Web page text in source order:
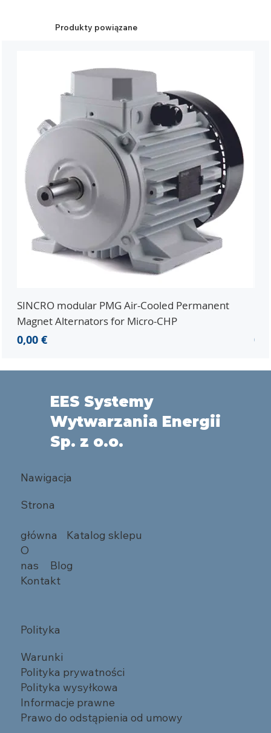
Produkty powiązane
SINCRO modular PMG Air-Cooled Permanent
Magnet Alternators for Micro-CHP
Cena
0,00 €
EES Systemy
Wytwarzania Energii
Sp. z o.o.
Nawigacja
Strona
główna
Katalog sklepu
O
nas
Blog
Kontakt
Polityka
Warunki
Polityka prywatności
Polityka wysyłkowa
Informacje prawne
Prawo do odstąpienia od umowy